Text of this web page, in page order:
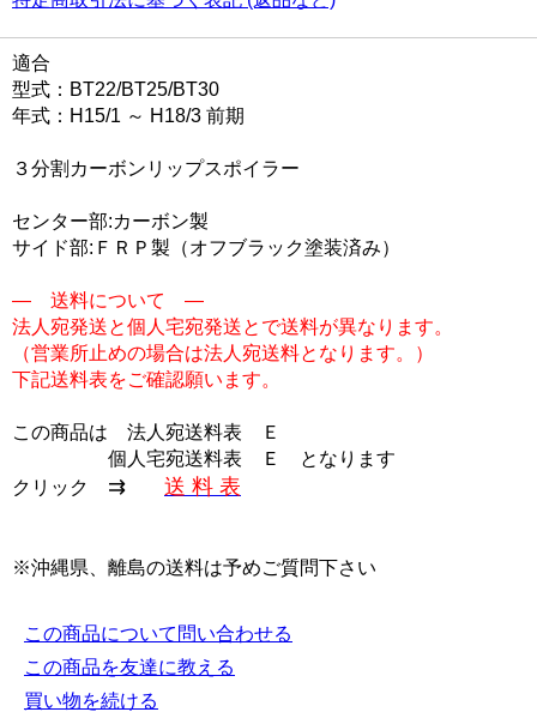
適合
型式：BT22/BT25/BT30
年式：H15/1 ～ H18/3 前期
３分割カーボンリップスポイラー
センター部:カーボン製
サイド部:ＦＲＰ製（オフブラック塗装済み）
― 送料について ―
法人宛発送と個人宅宛発送とで送料が異なります。
（営業所止めの場合は法人宛送料となります。）
下記送料表をご確認願います。
この商品は 法人宛送料表 Ｅ
個人宅宛送料表 Ｅ
となります
クリック ⇉ 送 料 表
※沖縄県、離島の送料は予めご質問下さい
この商品について問い合わせる
この商品を友達に教える
買い物を続ける